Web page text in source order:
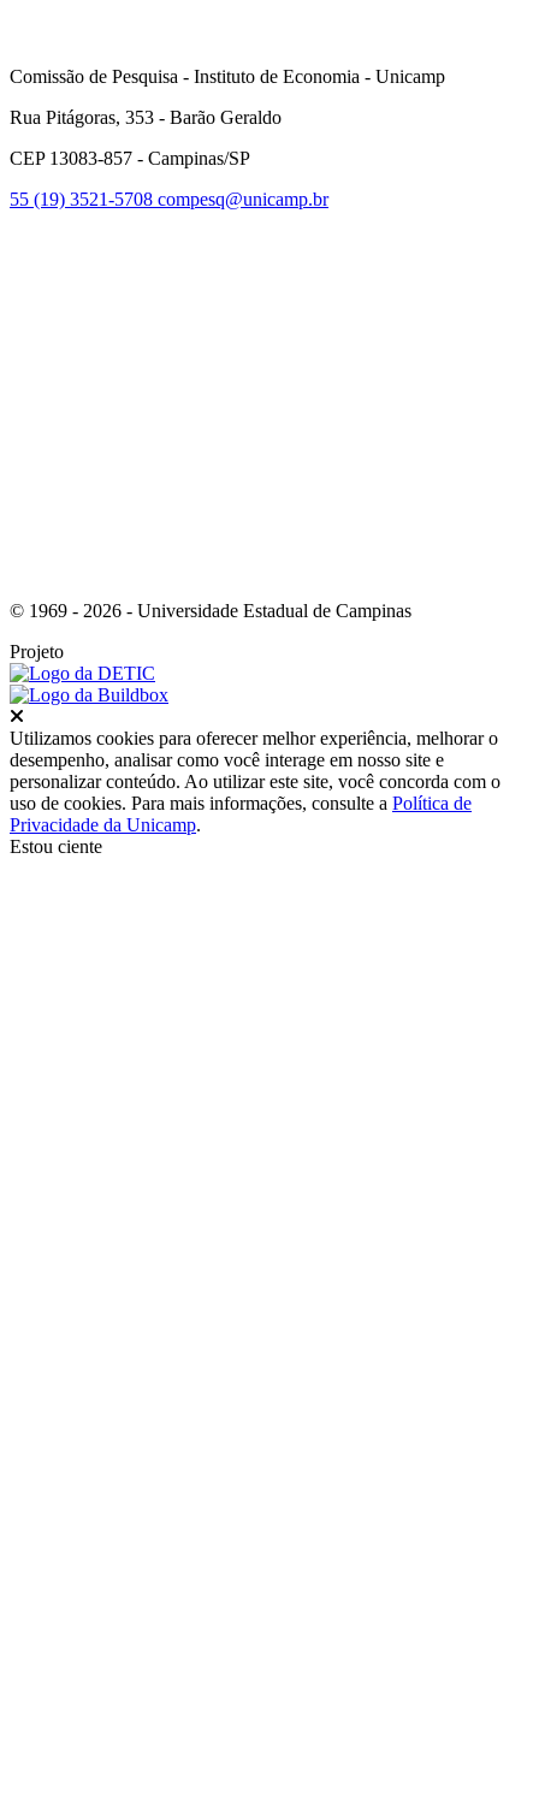
Comissão de Pesquisa - Instituto de Economia - Unicamp
Rua Pitágoras, 353 - Barão Geraldo
CEP 13083-857 - Campinas/SP
55 (19) 3521-5708 compesq@unicamp.br
© 1969 - 2026 - Universidade Estadual de Campinas
Projeto
Utilizamos cookies para oferecer melhor experiência, melhorar o
desempenho, analisar como você interage em nosso site e
personalizar conteúdo. Ao utilizar este site, você concorda com o
uso de cookies. Para mais informações, consulte a Política de
Privacidade da Unicamp.
Estou ciente